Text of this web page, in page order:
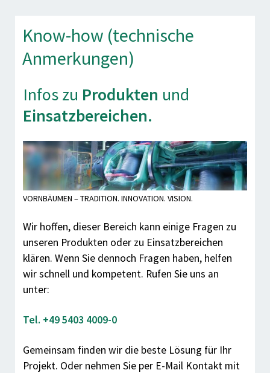
Know-how (technische
Anmerkungen)
Infos zu Produkten und
Einsatzbereichen.
VORNBÄUMEN – TRADITION. INNOVATION. VISION.
Wir hoffen, dieser Bereich kann einige Fragen zu
unseren Produkten oder zu Einsatzbereichen
klären. Wenn Sie dennoch Fragen haben, helfen
wir schnell und kompetent. Rufen Sie uns an
unter:
Tel. +49 5403 4009-0
Gemeinsam finden wir die beste Lösung für Ihr
Projekt. Oder nehmen Sie per E-Mail Kontakt mit